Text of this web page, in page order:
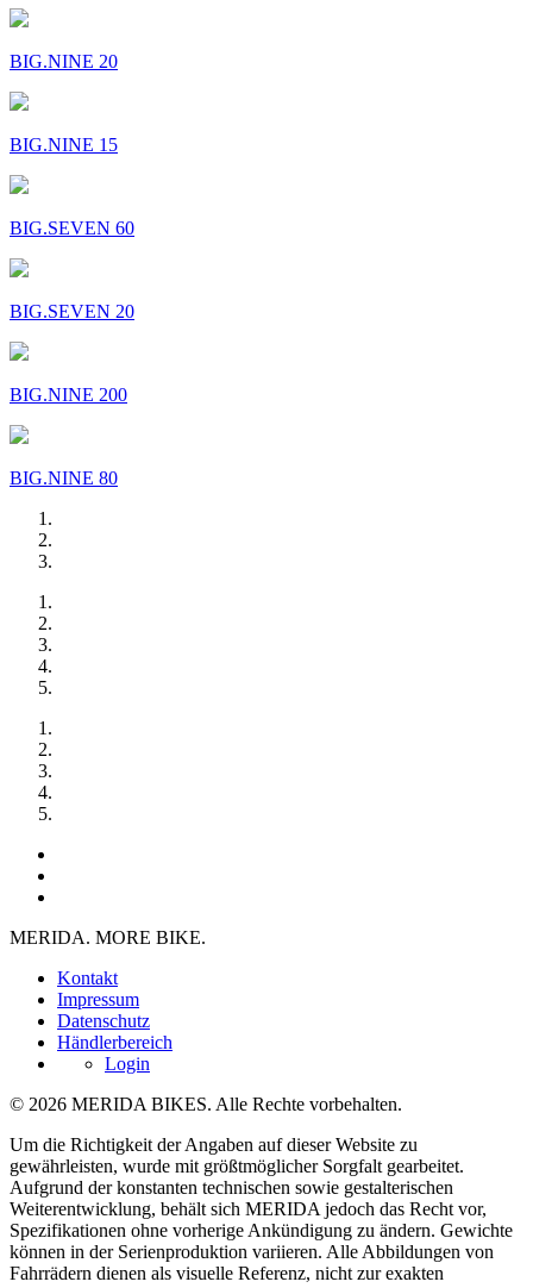
BIG.NINE 20
BIG.NINE 15
BIG.SEVEN 60
BIG.SEVEN 20
BIG.NINE 200
BIG.NINE 80
MERIDA. MORE BIKE.
Kontakt
Impressum
Datenschutz
Händlerbereich
Login
© 2026 MERIDA BIKES. Alle Rechte vorbehalten.
Um die Richtigkeit der Angaben auf dieser Website zu
gewährleisten, wurde mit größtmöglicher Sorgfalt gearbeitet.
Aufgrund der konstanten technischen sowie gestalterischen
Weiterentwicklung, behält sich MERIDA jedoch das Recht vor,
Spezifikationen ohne vorherige Ankündigung zu ändern. Gewichte
können in der Serienproduktion variieren. Alle Abbildungen von
Fahrrädern dienen als visuelle Referenz, nicht zur exakten